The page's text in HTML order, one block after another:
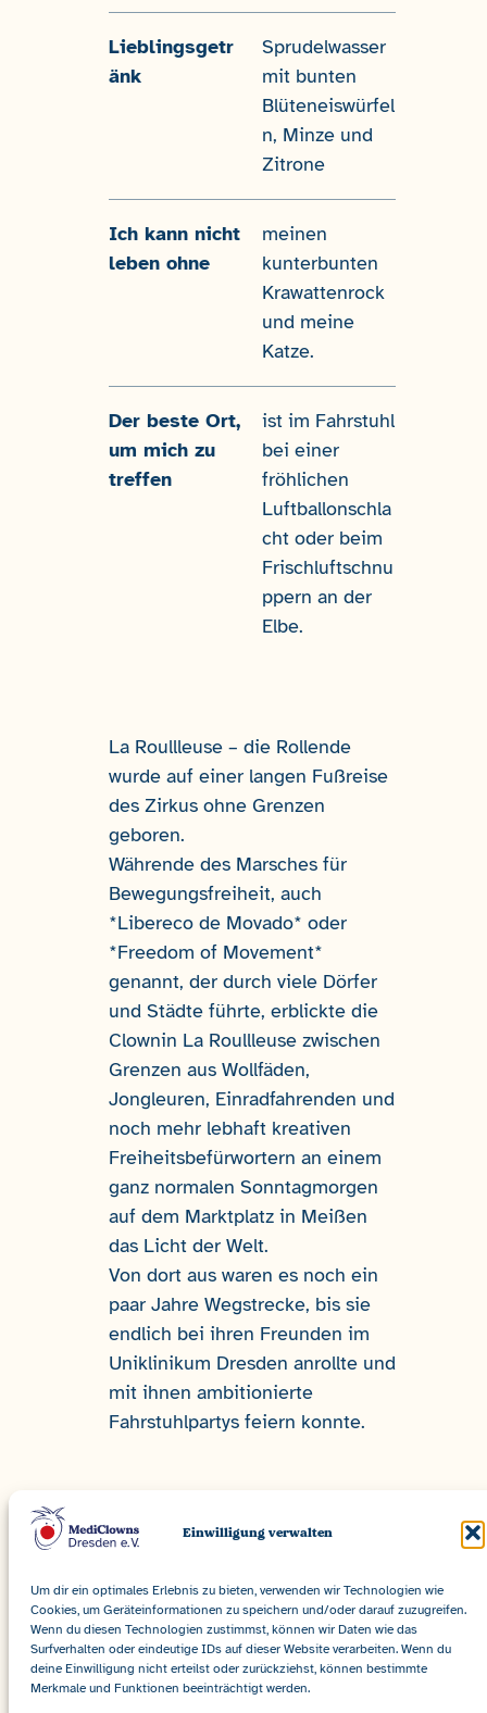
Einwilligung verwalten
Um dir ein optimales Erlebnis zu bieten, verwenden wir Technologien wie
Cookies, um Geräteinformationen zu speichern und/oder darauf zuzugreifen.
Wenn du diesen Technologien zustimmst, können wir Daten wie das
Surfverhalten oder eindeutige IDs auf dieser Website verarbeiten. Wenn du
deine Einwilligung nicht erteilst oder zurückziehst, können bestimmte
Merkmale und Funktionen beeinträchtigt werden.
Lieblingsgetr
änk
Sprudelwasser
mit bunten
Blüteneiswürfel
n, Minze und
Zitrone
Ich kann nicht
leben ohne
meinen
kunterbunten
Krawattenrock
und meine
Katze.
Der beste Ort,
um mich zu
treffen
ist im Fahrstuhl
bei einer
fröhlichen
Luftballonschla
cht oder beim
Frischluftschnu
ppern an der
Elbe.
La Roullleuse – die Rollende
wurde auf einer langen Fußreise
des Zirkus ohne Grenzen
geboren.
Währende des Marsches für
Bewegungsfreiheit, auch
*Libereco de Movado* oder
*Freedom of Movement*
genannt, der durch viele Dörfer
und Städte führte, erblickte die
Clownin La Roullleuse zwischen
Grenzen aus Wollfäden,
Jongleuren, Einradfahrenden und
noch mehr lebhaft kreativen
Freiheitsbefürwortern an einem
ganz normalen Sonntagmorgen
auf dem Marktplatz in Meißen
das Licht der Welt.
Von dort aus waren es noch ein
paar Jahre Wegstrecke, bis sie
endlich bei ihren Freunden im
Uniklinikum Dresden anrollte und
mit ihnen ambitionierte
Fahrstuhlpartys feiern konnte.